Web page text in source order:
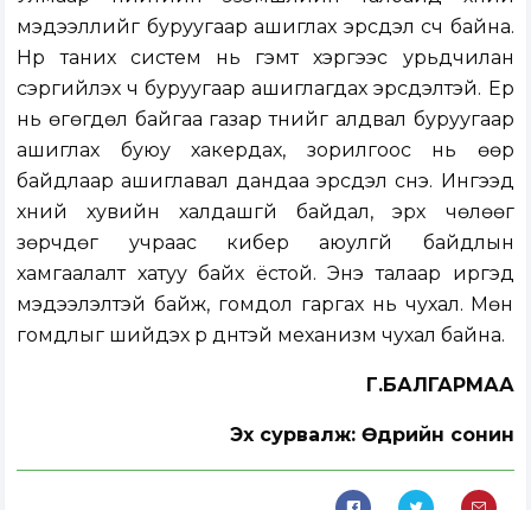
мэдээллийг буруугаар ашиглах эрсдэл үүсч байна.
Нүүр таних систем нь гэмт хэргээс урьдчилан
сэргийлэх ч буруугаар ашиглагдах эрсдэлтэй. Ер
нь өгөгдөл байгаа газар түүнийг алдвал буруугаар
ашиглах буюу хакердах, зорилгоос нь өөр
байдлаар ашиглавал дандаа эрсдэл үүснэ. Ингээд
хүний хувийн халдашгүй байдал, эрх чөлөөг
зөрчдөг учраас кибер аюулгүй байдлын
хамгаалалт хатуу байх ёстой. Энэ талаар иргэд
мэдээлэлтэй байж, гомдол гаргах нь чухал. Мөн
гомдлыг шийдэх үр дүнтэй механизм чухал байна.
Г.БАЛГАРМАА
Эх сурвалж: Өдрийн сонин